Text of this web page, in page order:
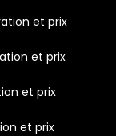
et prix
et prix
et prix
et prix